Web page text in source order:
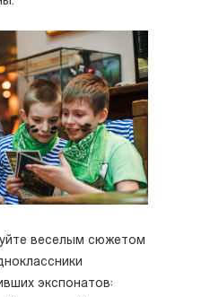
веселым сюжетом
экспонатов: